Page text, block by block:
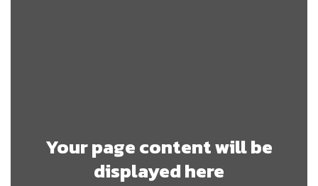
Your page content will be
displayed here